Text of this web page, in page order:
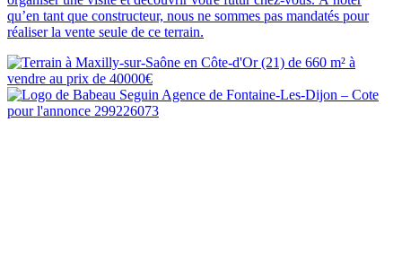
qu’en tant que constructeur, nous ne sommes pas mandatés pour
réaliser la vente seule de ce terrain.